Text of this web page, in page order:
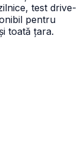
test drive-
pentru
toată țara.